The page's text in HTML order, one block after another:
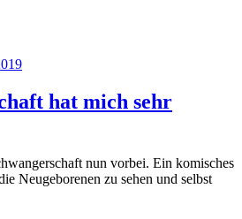
hat mich sehr
nun vorbei. Ein komisches
Neugeborenen zu sehen und selbst